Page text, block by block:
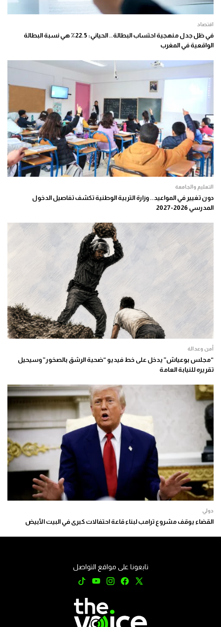
اقتصاد
في ظل جدل منهجية احتساب البطالة.. الحياني: 22.5٪ هي نسبة البطالة
الواقعية في المغرب
التعليم والجامعة
دون تغيير في المواعيد.. وزارة التربية الوطنية تكشف تفاصيل الدخول
المدرسي 2026-2027
أمن وعدالة
“مجلس بوعياش” يدخل على خط فيديو “ضحية الرشق بالصخور” وسيحيل
تقريره للنيابة العامة
دولي
القضاء يوقف مشروع ترامب لبناء قاعة احتفالات كبرى في البيت الأبيض
تابعونا على مواقع التواصل